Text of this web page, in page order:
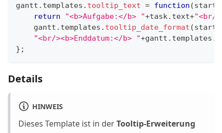
gantt . templates . tooltip_text = function (start
return
"<b>Aufgabe:</b> "+task. text+"<br/
    gantt
. templates . tooltip_date_format (start
"<br/><b>Enddatum:</b> "+gantt . templates .
} ;
Details
HINWEIS
Dieses Template ist in derTooltip-Erweiterung